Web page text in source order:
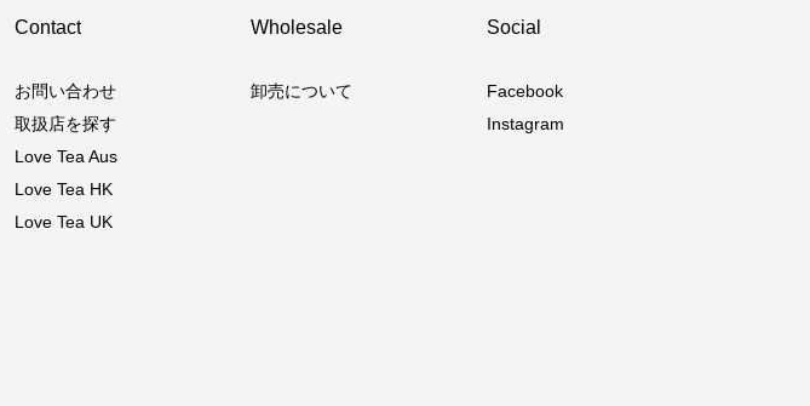
Contact
お問い合わせ
取扱店を探す
Love Tea Aus
Love Tea HK
Love Tea UK
Wholesale
卸売について
Social
Facebook
Instagram